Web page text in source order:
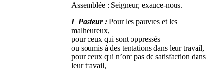
Assemblée : Seigneur, exauce-nous.
I Pasteur : Pour les pauvres et les
malheureux,
pour ceux qui sont oppressés
ou soumis à des tentations dans leur travail,
pour ceux qui n’ont pas de satisfaction dans
leur travail,